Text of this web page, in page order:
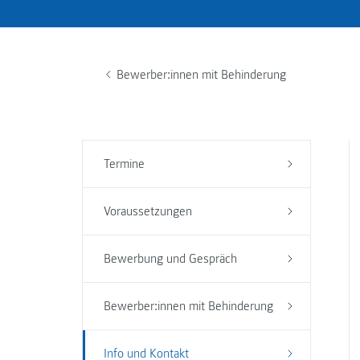
Bewerber:innen mit Behinderung
Termine
Voraussetzungen
Bewerbung und Gespräch
Bewerber:innen mit Behinderung
Info und Kontakt